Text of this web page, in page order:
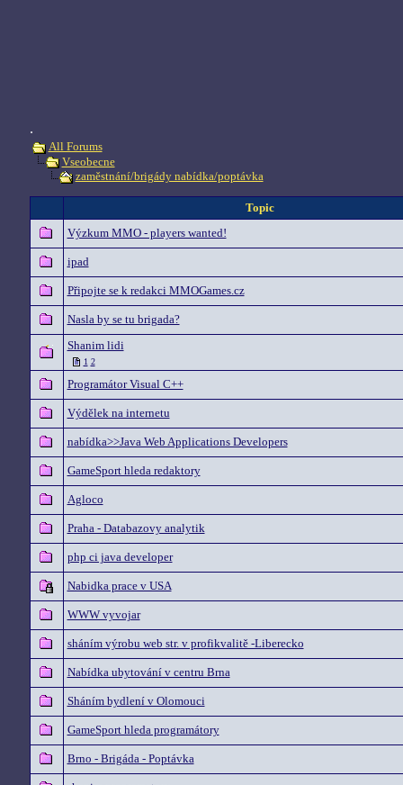
.
All Forums
Vseobecne
zaměstnání/brigády nabídka/poptávka
Topic
Výzkum MMO - players wanted!
ipad
Připojte se k redakci MMOGames.cz
Nasla by se tu brigada?
Shanim lidi
1 2
Programátor Visual C++
Výdělek na internetu
nabídka>>Java Web Applications Developers
GameSport hleda redaktory
Agloco
Praha - Databazovy analytik
php ci java developer
Nabidka prace v USA
WWW vyvojar
sháním výrobu web str. v profikvalitě -Liberecko
Nabídka ubytování v centru Brna
Sháním bydlení v Olomouci
GameSport hleda programátory
Brno - Brigáda - Poptávka